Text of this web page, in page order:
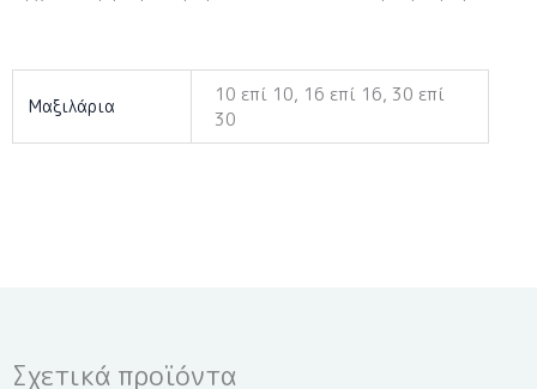
Μαξιλάρια
10 επί 10, 16 επί 16, 30 επί
30
Σχετικά προϊόντα